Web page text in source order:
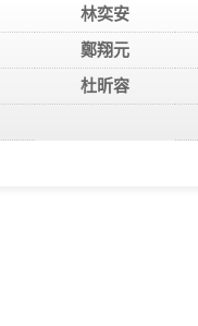
林奕安
鄭翔元
杜昕容